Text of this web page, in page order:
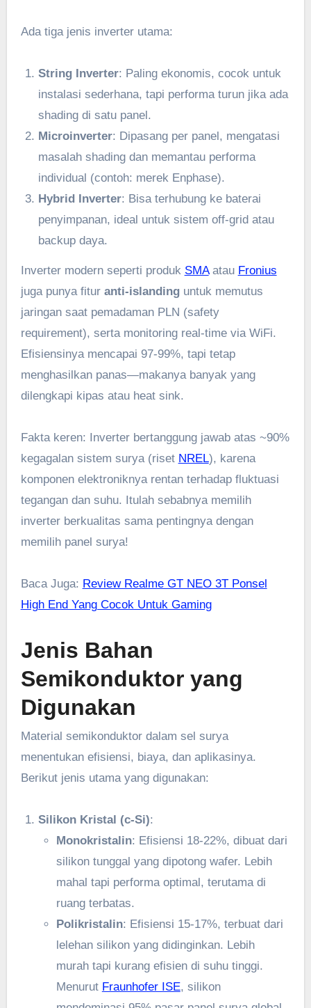
Ada tiga jenis inverter utama:
String Inverter: Paling ekonomis, cocok untuk
instalasi sederhana, tapi performa turun jika ada
shading di satu panel.
Microinverter: Dipasang per panel, mengatasi
masalah shading dan memantau performa
individual (contoh: merek Enphase).
Hybrid Inverter: Bisa terhubung ke baterai
penyimpanan, ideal untuk sistem off-grid atau
backup daya.
Inverter modern seperti produk SMAatau Fronius
juga punya fitur anti-islandinguntuk memutus
jaringan saat pemadaman PLN (safety
requirement), serta monitoring real-time via WiFi.
Efisiensinya mencapai 97-99%, tapi tetap
menghasilkan panas—makanya banyak yang
dilengkapi kipas atau heat sink.
Fakta keren: Inverter bertanggung jawab atas ~90%
kegagalan sistem surya (riset NREL), karena
komponen elektroniknya rentan terhadap fluktuasi
tegangan dan suhu. Itulah sebabnya memilih
inverter berkualitas sama pentingnya dengan
memilih panel surya!
Baca Juga: Review Realme GT NEO 3T Ponsel
High End Yang Cocok Untuk Gaming
Jenis Bahan
Semikonduktor yang
Digunakan
Material semikonduktor dalam sel surya
menentukan efisiensi, biaya, dan aplikasinya.
Berikut jenis utama yang digunakan:
Silikon Kristal (c-Si):
Monokristalin: Efisiensi 18-22%, dibuat dari
silikon tunggal yang dipotong wafer. Lebih
mahal tapi performa optimal, terutama di
ruang terbatas.
Polikristalin: Efisiensi 15-17%, terbuat dari
lelehan silikon yang didinginkan. Lebih
murah tapi kurang efisien di suhu tinggi.
Menurut Fraunhofer ISE, silikon